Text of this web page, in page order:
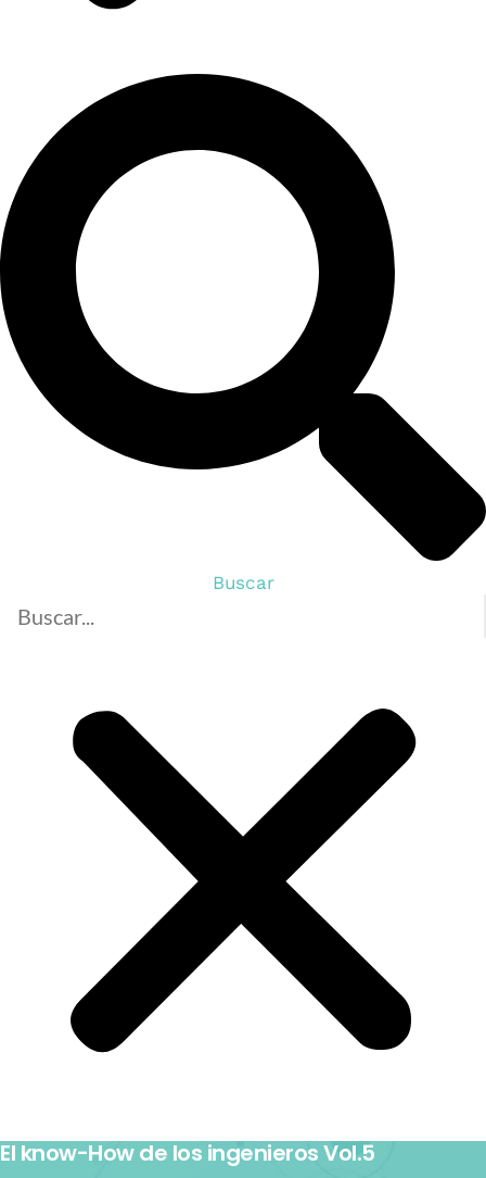
Buscar
El know-How de los ingenieros Vol.5